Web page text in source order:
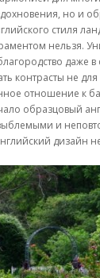
но и
стиля
нельзя.
даже
контрасты не
отношение к
образцовый
и
дизайн